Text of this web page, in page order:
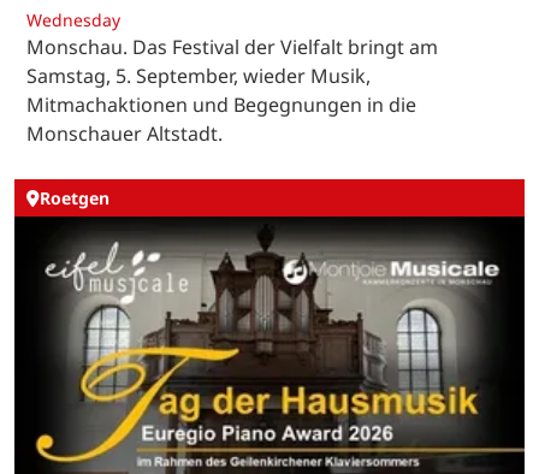
Wednesday
Monschau. Das Festival der Vielfalt bringt am
Samstag, 5. September, wieder Musik,
Mitmachaktionen und Begegnungen in die
Monschauer Altstadt.
Roetgen